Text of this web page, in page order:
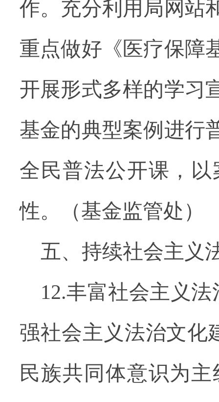
作。充分利用局网站
重点做好《医疗保障
开展形式多样的学习
基金的典型案例进行
全民普法公开课，
性。（基金监管处）
五、持续社会主义
12.丰富社会主义
强社会主义法治文化
民族共同体意识为